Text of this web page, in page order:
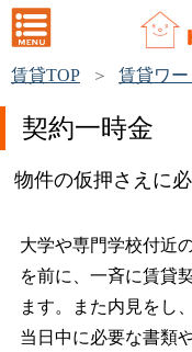
賃貸TOP 賃貸ワー
契約一時金
物件の仮押さえに
大学や専門学校付近
を前に、一斉に賃貸
ます。また内見をし
当日中に必要な書類